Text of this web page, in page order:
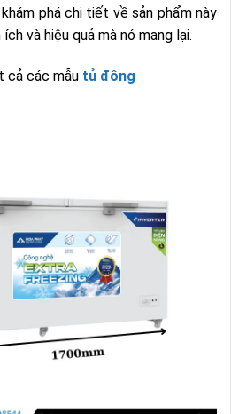
phá chi tiết về sản phẩm này
và hiệu quả mà nó mang lại.
cả các mẫu tủ đông